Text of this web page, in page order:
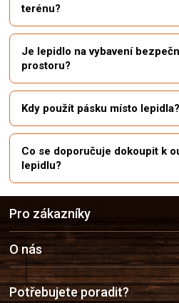
terénu?
Je lepidlo na vybavení
prostoru?
Kdy použít pásku místo lepidla?
Co se doporučuje dokoupit k
lepidlu?
a
t
í
Pro zákazníky
O nás
Potřebujete poradit?